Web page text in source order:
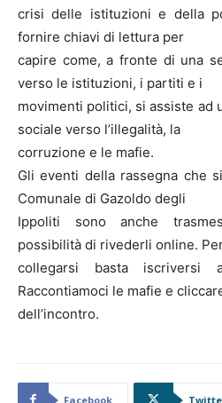
crisi delle istituzioni e della
fornire chiavi di lettura per
capire come, a fronte di una
verso le istituzioni, i partiti e i
movimenti politici, si assiste ad
sociale verso l’illegalità, la
corruzione e le mafie.
Gli eventi della rassegna che
Comunale di Gazoldo degli
Ippoliti sono anche
possibilità di rivederli online.
collegarsi basta iscriversi
Raccontiamoci le mafie e
dell’incontro.
Facebook